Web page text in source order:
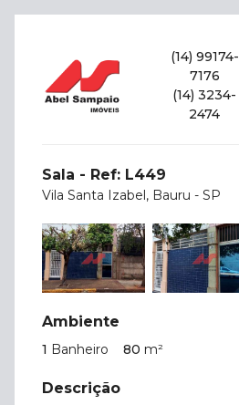
(14) 99174-
7176
(14) 3234-
2474
Sala - Ref: L449
Vila Santa Izabel, Bauru - SP
Ambiente
1 Banheiro 80 m²
Descrição